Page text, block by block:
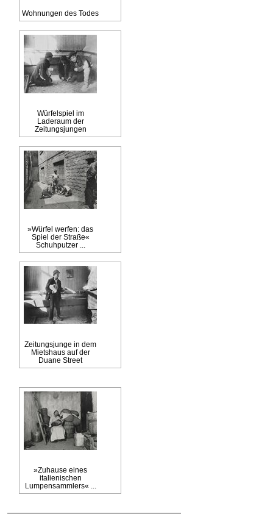
Wohnungen des Todes
Würfelspiel im
Laderaum der
Zeitungsjungen
»Würfel werfen: das
Spiel der Straße«
Schuhputzer ...
Zeitungsjunge in dem
Mietshaus auf der
Duane Street
»Zuhause eines
italienischen
Lumpensammlers« ...